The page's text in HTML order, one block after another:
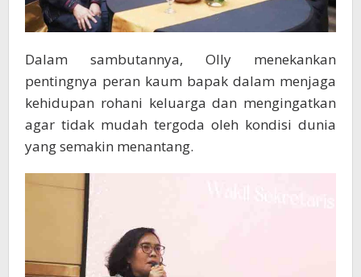
Dalam sambutannya, Olly menekankan
pentingnya peran kaum bapak dalam menjaga
kehidupan rohani keluarga dan mengingatkan
agar tidak mudah tergoda oleh kondisi dunia
yang semakin menantang.